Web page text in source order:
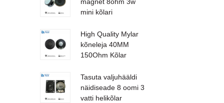
mini kõlari
High Quality Mylar
kõneleja 40MM
150Ohm Kõlar
Tasuta valjuhääldi
näidiseade 8 oomi 3
vatti helikõlar